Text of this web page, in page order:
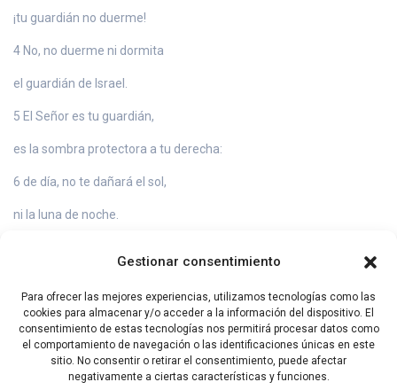
Gestionar consentimiento
Para ofrecer las mejores experiencias, utilizamos tecnologías como las
cookies para almacenar y/o acceder a la información del dispositivo. El
consentimiento de estas tecnologías nos permitirá procesar datos como
el comportamiento de navegación o las identificaciones únicas en este
sitio. No consentir o retirar el consentimiento, puede afectar
negativamente a ciertas características y funciones.
¡tu guardián no duerme!
4 No, no duerme ni dormita
el guardián de Israel.
5 El Señor es tu guardián,
es la sombra protectora a tu derecha:
6 de día, no te dañará el sol,
ni la luna de noche.
8 El te protegerá en la partida y el regreso,
ahora y para siempre.